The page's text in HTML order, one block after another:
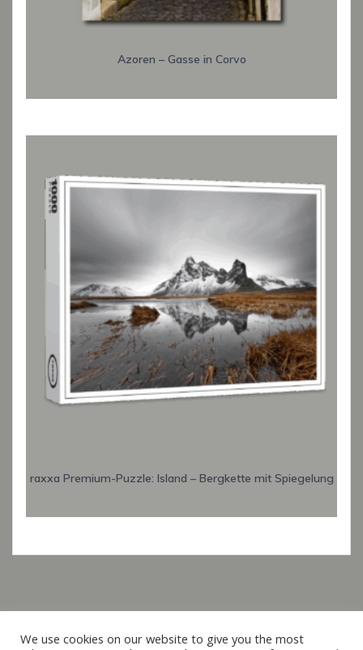
Azoren – Gasse in Corvo
raxxa Premium-Puzzle: Island – Bergkette mit Spiegelung
We use cookies on our website to give you the most
Italiano